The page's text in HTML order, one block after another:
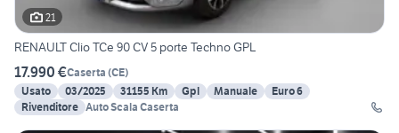
21
RENAULT Clio TCe 90 CV 5 porte Techno GPL
17.990 €Caserta (CE)
Usato
03/2025 31155 Km Gpl Manuale
Euro 6
Rivenditore Auto Scala Caserta